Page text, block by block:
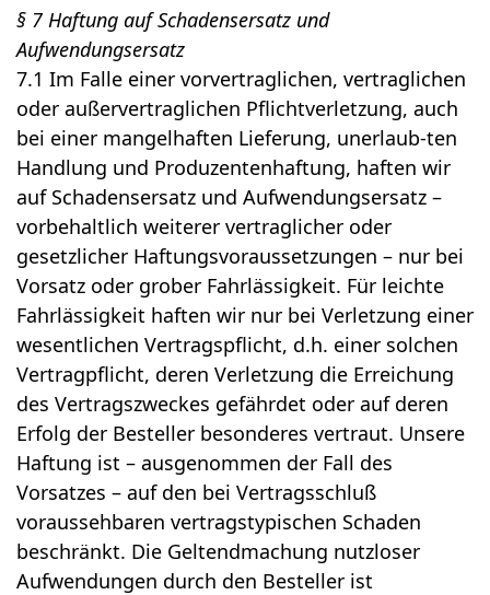
§ 7 Haftung auf Schadensersatz und
Aufwendungsersatz
7.1 Im Falle einer vorvertraglichen, vertraglichen
oder außervertraglichen Pflichtverletzung, auch
bei einer mangelhaften Lieferung, unerlaub-ten
Handlung und Produzentenhaftung, haften wir
auf Schadensersatz und Aufwendungsersatz –
vorbehaltlich weiterer vertraglicher oder
gesetzlicher Haftungsvoraussetzungen – nur bei
Vorsatz oder grober Fahrlässigkeit. Für leichte
Fahrlässigkeit haften wir nur bei Verletzung einer
wesentlichen Vertragspflicht, d.h. einer solchen
Vertragpflicht, deren Verletzung die Erreichung
des Vertragszweckes gefährdet oder auf deren
Erfolg der Besteller besonderes vertraut. Unsere
Haftung ist – ausgenommen der Fall des
Vorsatzes – auf den bei Vertragsschluß
voraussehbaren vertragstypischen Schaden
beschränkt. Die Geltendmachung nutzloser
Aufwendungen durch den Besteller ist